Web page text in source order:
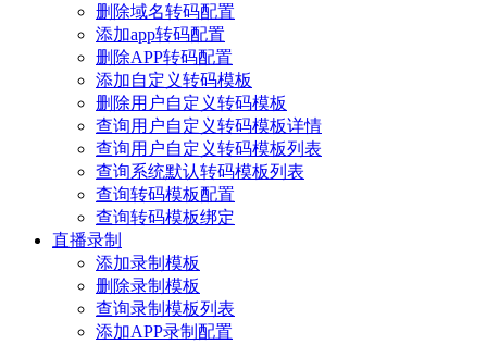
删除域名转码配置
添加app转码配置
删除APP转码配置
添加自定义转码模板
删除用户自定义转码模板
查询用户自定义转码模板详情
查询用户自定义转码模板列表
查询系统默认转码模板列表
查询转码模板配置
查询转码模板绑定
直播录制
添加录制模板
删除录制模板
查询录制模板列表
添加APP录制配置